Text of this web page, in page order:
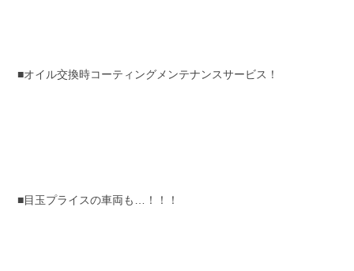
■オイル交換時コーティングメンテナンスサービス！
■目玉プライスの車両も…！！！